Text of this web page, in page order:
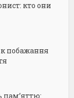
кто они
побажання
пам’яттю: